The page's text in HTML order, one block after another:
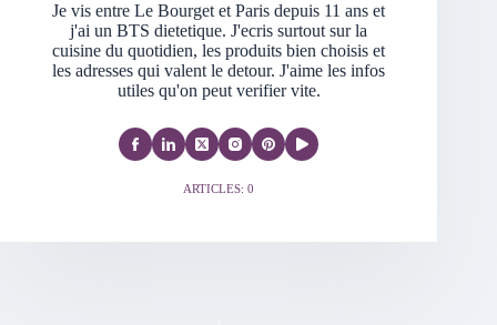
Je vis entre Le Bourget et Paris depuis 11 ans et
j'ai un BTS dietetique. J'ecris surtout sur la
cuisine du quotidien, les produits bien choisis et
les adresses qui valent le detour. J'aime les infos
utiles qu'on peut verifier vite.
ARTICLES: 0